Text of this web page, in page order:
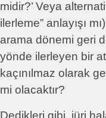
midir?’ Veya
ilerleme” anlayışı
arama dönemi geri
yönde ilerleyen bir
kaçınılmaz olarak
mi olacaktır?
Dedikleri gibi, jüri